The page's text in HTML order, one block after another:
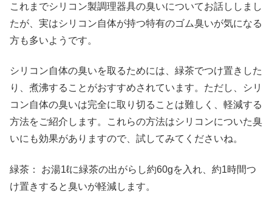
これまでシリコン製調理器具の臭いについてお話ししまし
たが、実はシリコン自体が持つ特有のゴム臭いが気になる
方も多いようです。
シリコン自体の臭いを取るためには、緑茶でつけ置きした
り、煮沸することがおすすめされています。ただし、シリ
コン自体の臭いは完全に取り切ることは難しく、軽減する
方法をご紹介します。これらの方法はシリコンについた臭
いにも効果がありますので、試してみてくださいね。
緑茶： お湯1ℓに緑茶の出がらし約60gを入れ、約1時間つ
け置きすると臭いが軽減します。